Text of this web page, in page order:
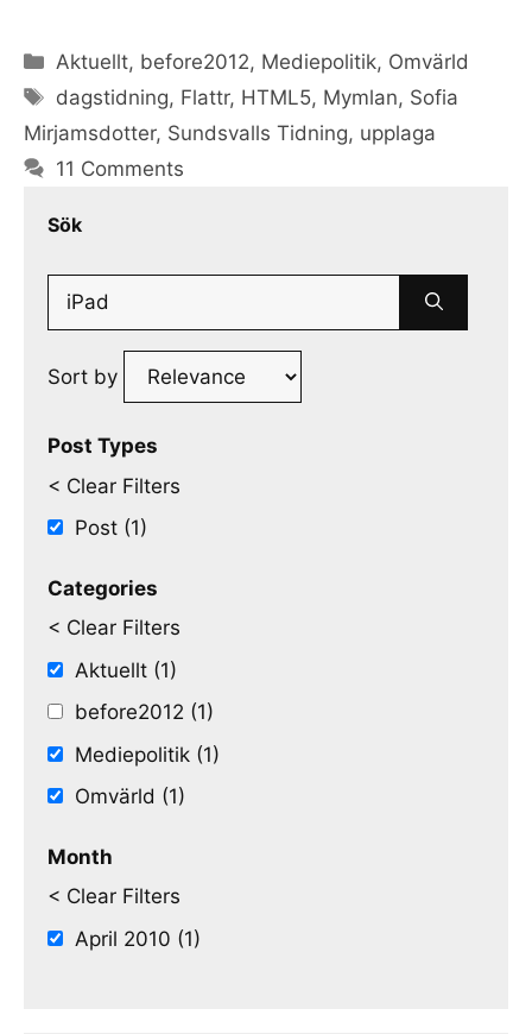
Categories
Aktuellt, before2012, Mediepolitik, Omvärld
Tags
dagstidning, Flattr, HTML5, Mymlan, Sofia
Mirjamsdotter, Sundsvalls Tidning, upplaga
11 Comments
Sök
Search
Sort by
Post Types
< Clear Filters
Post (1)
Categories
< Clear Filters
Aktuellt (1)
before2012 (1)
Mediepolitik (1)
Omvärld (1)
Month
< Clear Filters
April 2010 (1)